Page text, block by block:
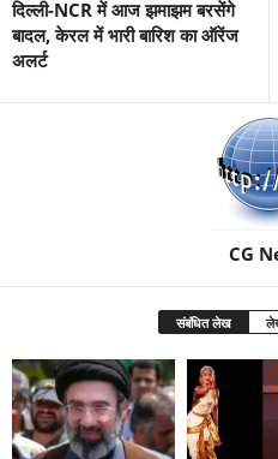
दिल्ली-NCR में आज झमाझम बरसेंगे
बादल, केरल में भारी बारिश का ऑरेंज
अलर्ट
CG
संबंधित लेख